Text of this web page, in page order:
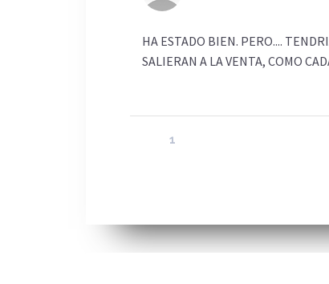
HA ESTADO BIEN. PERO....
SALIERAN A LA VENTA, COMO
1